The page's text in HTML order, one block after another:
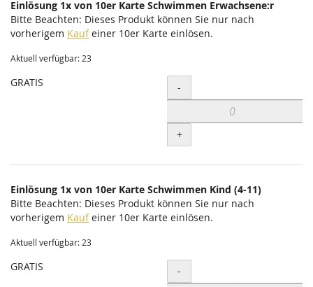
Einlösung 1x von 10er Karte Schwimmen Erwachsene:r
Bitte Beachten: Dieses Produkt können Sie nur nach
vorherigem Kaufeiner 10er Karte einlösen.
Aktuell verfügbar: 23
GRATIS Menge
-
+
Einlösung 1x von 10er Karte Schwimmen Kind (4-11)
Bitte Beachten: Dieses Produkt können Sie nur nach
vorherigem Kaufeiner 10er Karte einlösen.
Aktuell verfügbar: 23
GRATIS Menge
-